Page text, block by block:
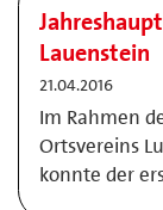
Lauenstein
21.04.2016
Im Rahmen
Ortsvereins
konnte der